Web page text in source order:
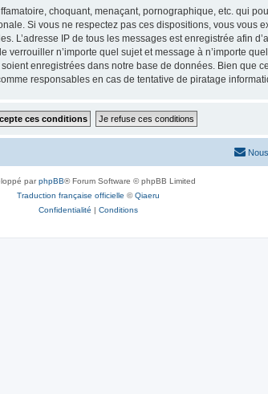
choquant, menaçant, pornographique, etc. qui
Si vous ne respectez pas ces dispositions, vous vous
L’adresse IP de tous les messages est enregistrée afin
n’importe quel sujet et message à n’importe
enregistrées dans notre base de données. Bien que
responsables en cas de tentative de piratage
parphpBB® Forum Software © phpBB Limited
Traduction française officielle ©Qiaeru
Confidentialité | Conditions